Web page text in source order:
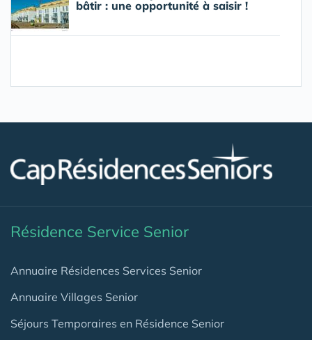
bâtir : une opportunité à saisir !
Résidence Service Senior
Annuaire Résidences Services Senior
Annuaire Villages Senior
Séjours Temporaires en Résidence Senior